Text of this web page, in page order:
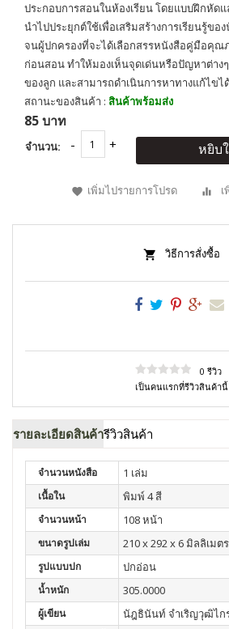
ประกอบการสอนในห้องเรียน โดยแบบฝึกหัด
นำไปประยุกต์ใช้เพื่อเสริมสร้างการเรียนรู้ขอ
จนผู้ปกครองที่จะได้เลือกสรรหนังสือคู่มือคุ
ก่อนสอน ทำให้มองเห็นจุดเด่นหรือปัญหาต่าง
ของลูก และสามารถดำเนินการหาทางแก้ไข
สถานะของสินค้า : สินค้าพร้อมส่ง
85 บาท
จำนวน: หยิบ
เพิ่มไปรายการโปรด
วิธีการสั่งซื้อ
0 รีวิว
เป็นคนแรกที่รีวิวสินค้านี้
รายละเอียดสินค้ารีวิวสินค้า
จำนวนหนังสือ 1 เล่ม
เนื้อใน พิมพ์ 4 สี
จำนวนหน้า 108 หน้า
ขนาดรูปเล่ม 210 x 292 x 6 มิลลิเมตร
รูปแบบปก ปกอ่อน
น้ำหนัก 305.0000
ผู้เขียน นัฎธินันท์ จำเริญวุฒิไก